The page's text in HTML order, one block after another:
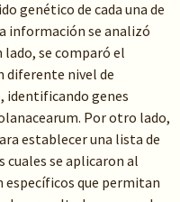
genético de cada una de
información se analizó
lado, se comparó el
diferente nivel de
identificando genes
Por otro lado,
establecer una lista de
cuales se aplicaron al
específicos que permitan